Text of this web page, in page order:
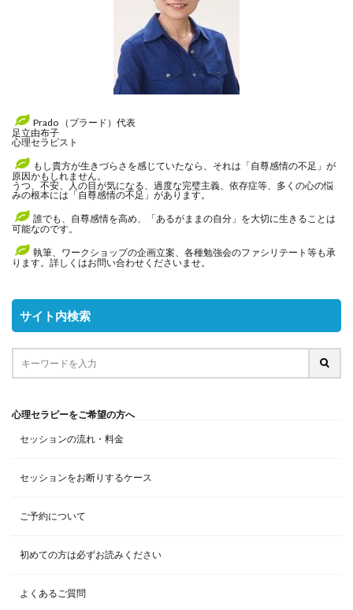
Prado （プラード）代表
足立由布子
心理セラピスト
もし貴方が生きづらさを感じていたなら、それは「自尊感情の不足」が
原因かもしれません。
うつ、不安、人の目が気になる、過度な完璧主義、依存症等、多くの心の悩
みの根本には「自尊感情の不足」があります。
誰でも、自尊感情を高め、「あるがままの自分」を大切に生きることは
可能なのです。
執筆、ワークショップの企画立案、各種勉強会のファシリテート等も承
ります。詳しくはお問い合わせくださいませ。
サイト内検索
心理セラピーをご希望の方へ
セッションの流れ・料金
セッションをお断りするケース
ご予約について
初めての方は必ずお読みください
よくあるご質問